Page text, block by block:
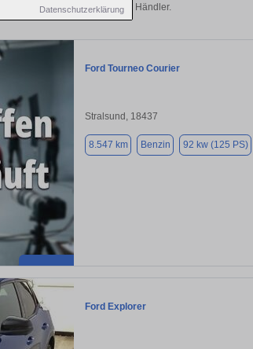
Datenschutzerklärung
Levenhagen von privat und vom Händler.
Ford Tourneo Courier
Stralsund, 18437
8.547 km Benzin 92 kw (125 PS)
Ford Explorer